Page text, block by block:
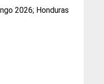
2026; Honduras